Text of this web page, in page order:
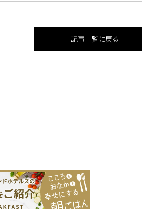
記事一覧に戻る